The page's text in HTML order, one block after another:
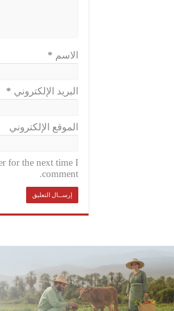
الاسم *
البريد الإلكتروني *
الموقع الإلكتروني
for the next time I
comment.